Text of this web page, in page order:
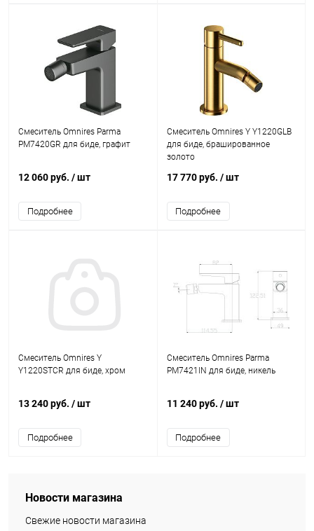
Смеситель Omnires Parma
PM7420GR для биде, графит
12 060 руб. / шт
Подробнее
Смеситель Omnires Y Y1220GLB
для биде, брашированное
золото
17 770 руб. / шт
Подробнее
Смеситель Omnires Y
Y1220STCR для биде, хром
13 240 руб. / шт
Подробнее
Смеситель Omnires Parma
PM7421IN для биде, никель
11 240 руб. / шт
Подробнее
Новости магазина
Свежие новости магазина